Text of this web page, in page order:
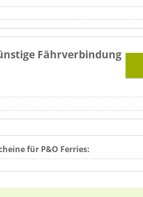
Fährverbindung
für P&O Ferries: